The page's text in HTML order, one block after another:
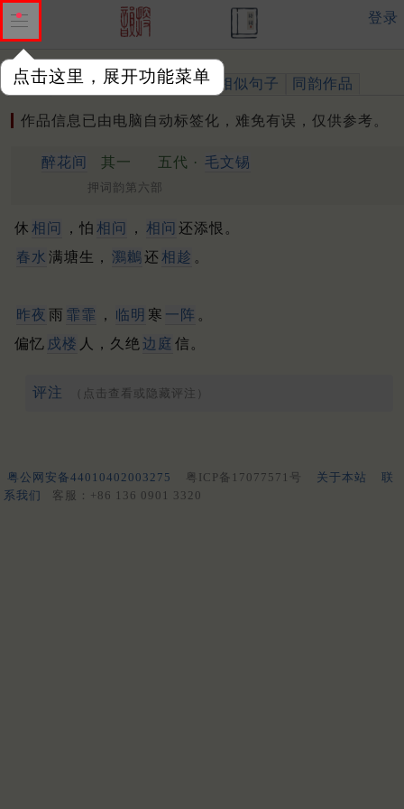
点击这里，展开功能菜单
登录
作品 标注四声 出处、引用 相似句子 同韵作品
作品信息已由电脑自动标签化，难免有误，仅供参考。
醉花间 其一 五代 · 毛文锡
押词韵第六部
休 相问 ，怕 相问 ， 相问 还添恨。
春水 满塘生， 鸂鶒还 相趁 。
昨夜 雨 霏霏 ， 临明 寒 一阵 。
偏忆 戍楼 人，久绝 边庭 信。
评注 （点击查看或隐藏评注）
粤公网安备44010402003275 粤ICP备17077571号 关于本站
联
系我们
客服：+86 136 0901 3320